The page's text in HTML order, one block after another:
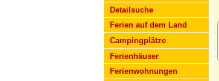
Detailsuche
Ferien auf dem Land
Campingplätze
Ferienhäuser
Ferienwohnungen